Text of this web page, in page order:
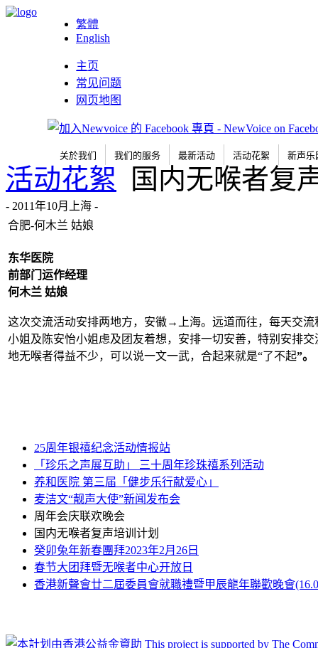
繁體
English
主页
常见问题
网页地图
关於我们 我们的服务 最新活动 活动花絮 新声乐
活动花絮 国内无喉者复
- 2011年10月上海 -
合肥-何木兰 姑娘
东华医院
前部门运作经理
何木兰 姑娘
这次交流活动安排两地方，安徽→上海。远道而往，每天交
小姐及 陈安怡小姐虑及团友着想，安排一切安善，特别安排
地无喉者得益不少，可以说一文一武，合起来就是“了不起”。
25周年银禧纪念活动情报站
「珍乐之声展互助」 三十周年珍珠禧系列活动
养和医院 第三届「健步乐行献爱心」
麦洁文“靓声大使”新闻发布会
周年会庆联欢晚会
国内无喉者复声培训计划
癸卯兔年新春團拜2023年2月26日
春节大团拜暨无喉者中心开放日
香港新聲會廿二屆委員會就職禮暨甲辰龍年聯歡晚會